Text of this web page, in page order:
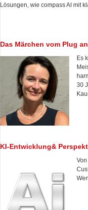
Lösungen, wie compass AI mit
Das Märchen vom Plug
Es
30
KI-Entwicklung&